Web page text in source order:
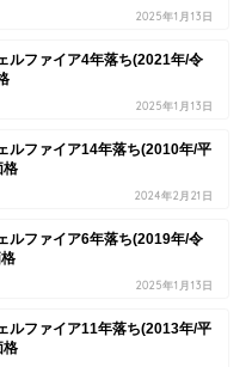
2025年1月13日
ルファイア4年落ち(2021年/令
2025年1月13日
ルファイア14年落ち(2010年/平
格
2024年2月21日
ルファイア6年落ち(2019年/令
2025年1月13日
ルファイア11年落ち(2013年/平
格